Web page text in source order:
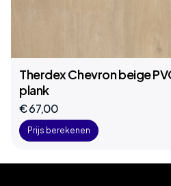
Therdex Chevron beige
plank
€ 67,00
Prijs berekenen